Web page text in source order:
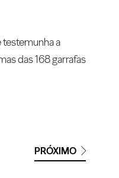
a
das 168 garrafas
PRÓXIMO